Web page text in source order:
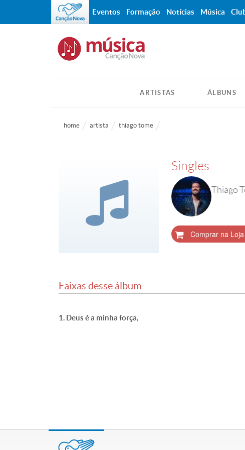
ARTISTAS ÁLBUNS
home artista thiago tome
Singles
Thiago
Comprar na
Faixas desse álbum
Deus é a minha força,
Eventos Formação Notícias Música